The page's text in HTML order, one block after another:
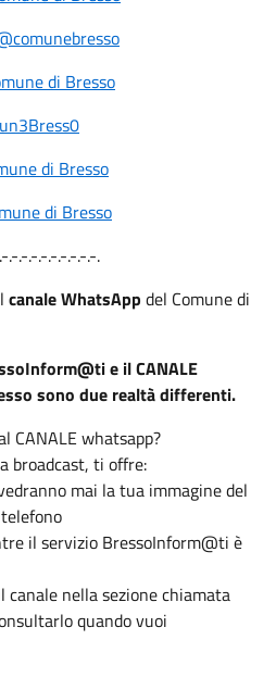
di Bresso
di Bresso
di Bresso
.-.-.-.-.-.-.-.-.-.
canale WhatsApp del Comune di
e il CANALE
sono due realtà differenti.
CANALE whatsapp?
broadcast, ti offre:
mai la tua immagine del
il servizio BressoInform@ti è
nella sezione chiamata
quando vuoi